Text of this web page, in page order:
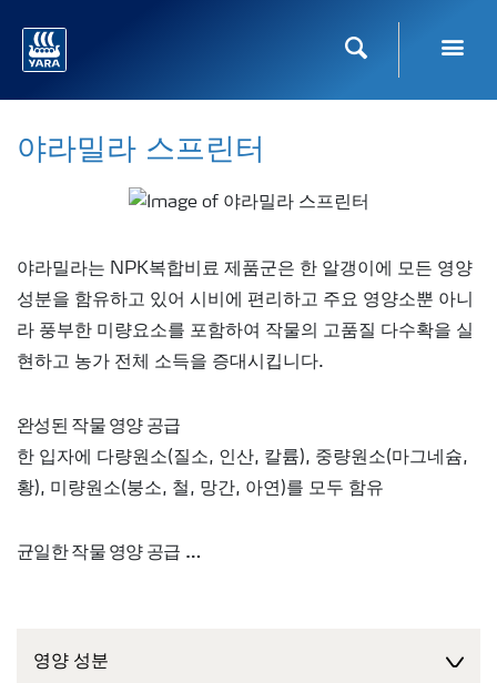
검색
야라밀라 스프린터
야라밀라는 NPK복합비료 제품군은 한 알갱이에 모든 영양
성분을 함유하고 있어 시비에 편리하고 주요 영양소뿐 아니
라 풍부한 미량요소를 포함하여 작물의 고품질 다수확을 실
현하고 농가 전체 소득을 증대시킵니다.
완성된 작물 영양 공급
한 입자에 다량원소(질소, 인산, 칼륨), 중량원소(마그네슘,
황), 미량원소(붕소, 철, 망간, 아연)를 모두 함유
균일한 작물 영양 공급
영양 성분